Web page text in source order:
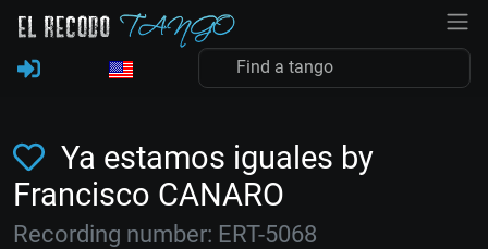
Ya estamos iguales by
Francisco CANARO
Recording number: ERT-5068